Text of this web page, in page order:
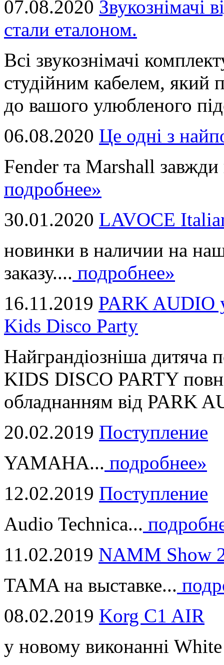
07.08.2020 Звукознімачі
стали еталоном.
Всі звукознімачі
студійним кабелем, який
до вашого улюбленого
06.08.2020 Це однi з
Fender та Marshall завжди
подробнее»
30.01.2020 LAVOCE
новинки в наличии на
заказу.... подробнее»
16.11.2019 PARK AUDIO
Kids Disco Party
Найграндіозніша дитяча
KIDS DISCO PARTY
обладнанням від PARK
20.02.2019 Поступление
YAMAHA... подробнее»
12.02.2019 Поступление
Audio Technica...
11.02.2019 NAMM Show
TAMA на выставке...
08.02.2019 Korg C1 AIR
у новому виконанні